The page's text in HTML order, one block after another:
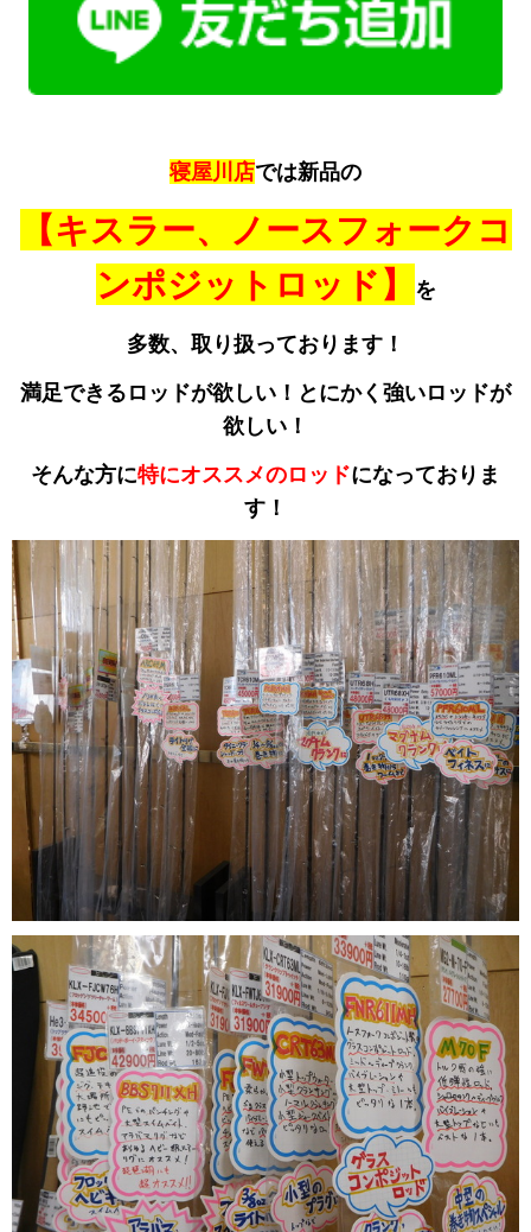
寝屋川店では新品の
【キスラー、ノースフォークコ
ンポジットロッド】
を
多数、取り扱っております！
満足できるロッドが欲しい！とにかく強いロッドが
欲しい！
そんな方に特にオススメのロッドになっておりま
す！